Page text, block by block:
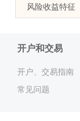
风险收益特征
开户和交易
开户、交易指南
常见问题